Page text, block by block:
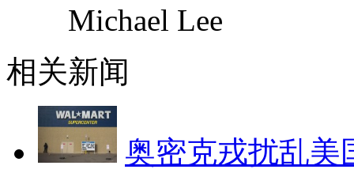
Michael Lee
相关新闻
奥密克戎扰乱美